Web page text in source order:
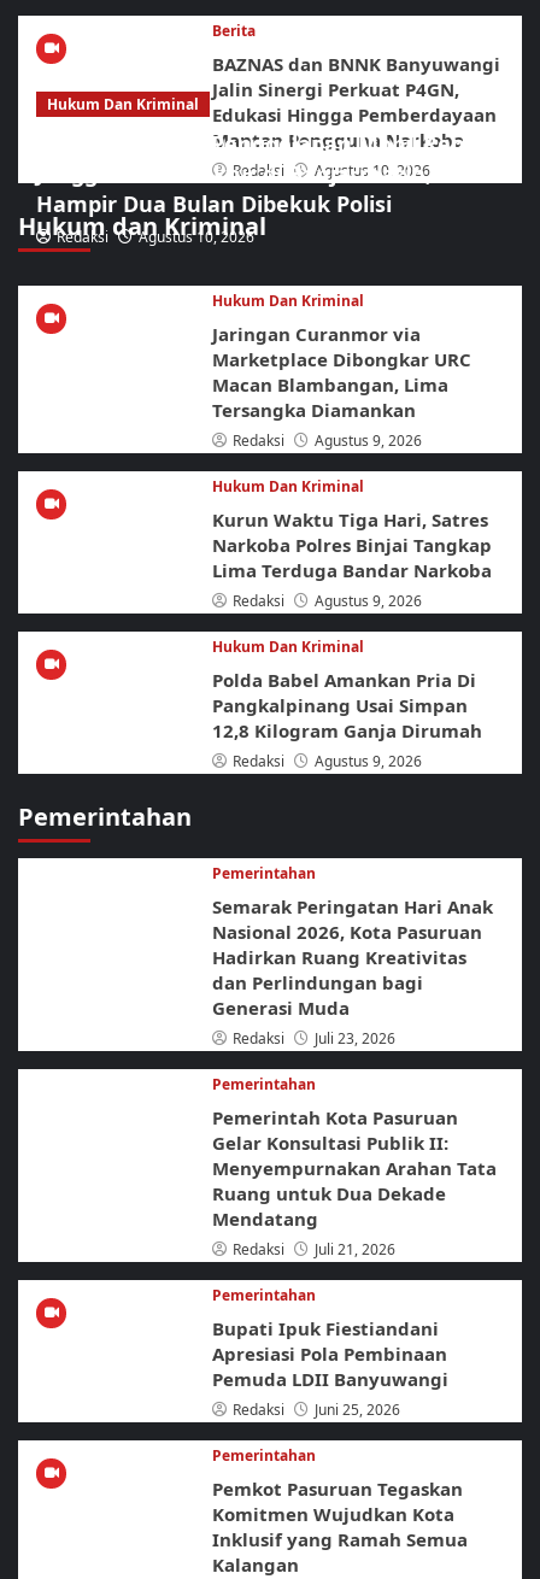
Berita
BAZNAS dan BNNK Banyuwangi
Jalin Sinergi Perkuat P4GN,
Edukasi Hingga Pemberdayaan
Mantan Pengguna Narkoba
Redaksi Agustus 10, 2026
Hukum dan Kriminal
Hukum Dan Kriminal
Pelarian Pelaku Penggelapan Mobil Rental
Jenggawah Berakhir di Banjarmasin, Buron
Hampir Dua Bulan Dibekuk Polisi
Redaksi Agustus 10, 2026
Hukum Dan Kriminal
Jaringan Curanmor via
Marketplace Dibongkar URC
Macan Blambangan, Lima
Tersangka Diamankan
Redaksi Agustus 9, 2026
Hukum Dan Kriminal
Kurun Waktu Tiga Hari, Satres
Narkoba Polres Binjai Tangkap
Lima Terduga Bandar Narkoba
Redaksi Agustus 9, 2026
Hukum Dan Kriminal
Polda Babel Amankan Pria Di
Pangkalpinang Usai Simpan
12,8 Kilogram Ganja Dirumah
Redaksi Agustus 9, 2026
Pemerintahan
Pemerintahan
Semarak Peringatan Hari Anak
Nasional 2026, Kota Pasuruan
Hadirkan Ruang Kreativitas
dan Perlindungan bagi
Generasi Muda
Redaksi Juli 23, 2026
Pemerintahan
Pemerintah Kota Pasuruan
Gelar Konsultasi Publik II:
Menyempurnakan Arahan Tata
Ruang untuk Dua Dekade
Mendatang
Redaksi Juli 21, 2026
Pemerintahan
Bupati Ipuk Fiestiandani
Apresiasi Pola Pembinaan
Pemuda LDII Banyuwangi
Redaksi Juni 25, 2026
Pemerintahan
Pemkot Pasuruan Tegaskan
Komitmen Wujudkan Kota
Inklusif yang Ramah Semua
Kalangan